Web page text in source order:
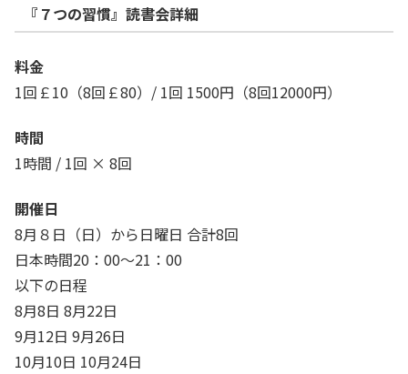
『７つの習慣』読書会詳細
料金
1回￡10（8回￡80）/ 1回 1500円（8回12000円）
時間
1時間 / 1回 × 8回
開催日
8月８日（日）から日曜日 合計8回
日本時間20：00～21：00
以下の日程
8月8日 8月22日
9月12日 9月26日
10月10日 10月24日